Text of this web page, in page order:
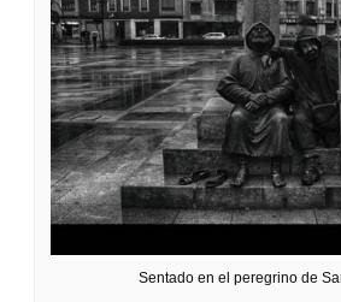
Sentado en el peregrino de